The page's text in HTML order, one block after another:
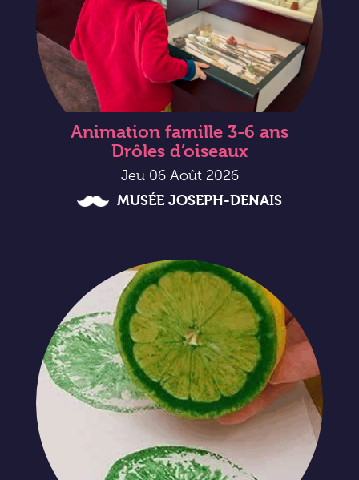
Animation famille 3-6 ans
Drôles d’oiseaux
Jeu 06 Août 2026
MUSÉE JOSEPH-DENAIS